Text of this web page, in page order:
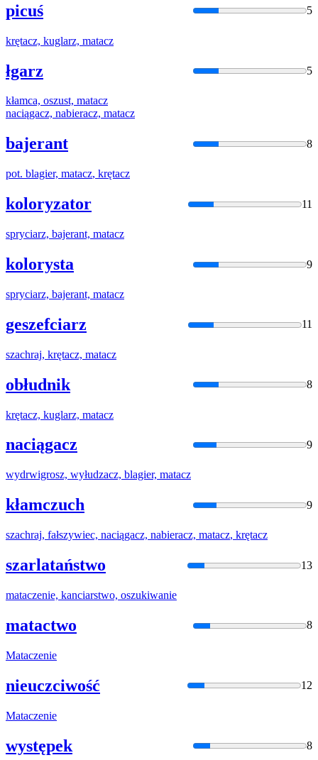
picuś 5
krętacz, kuglarz, matacz
łgarz 5
kłamca, oszust, matacz
naciągacz, nabieracz, matacz
bajerant 8
pot. blagier, matacz, krętacz
koloryzator 11
spryciarz, bajerant, matacz
kolorysta 9
spryciarz, bajerant, matacz
geszefciarz 11
szachraj, krętacz, matacz
obłudnik 8
krętacz, kuglarz, matacz
naciągacz 9
wydrwigrosz, wyłudzacz, blagier, matacz
kłamczuch 9
szachraj, fałszywiec, naciągacz, nabieracz, matacz, krętacz
szarlataństwo 13
mataczenie, kanciarstwo, oszukiwanie
matactwo 8
Mataczenie
nieuczciwość 12
Mataczenie
występek 8